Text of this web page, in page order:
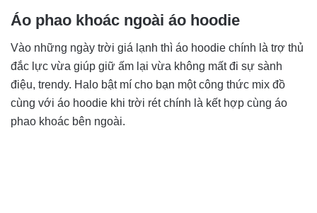
Áo phao khoác ngoài áo hoodie
Vào những ngày trời giá lạnh thì áo hoodie chính là trợ thủ
đắc lực vừa giúp giữ ấm lại vừa không mất đi sự sành
điệu, trendy. Halo bật mí cho bạn một công thức mix đồ
cùng với áo hoodie khi trời rét chính là kết hợp cùng áo
phao khoác bên ngoài.